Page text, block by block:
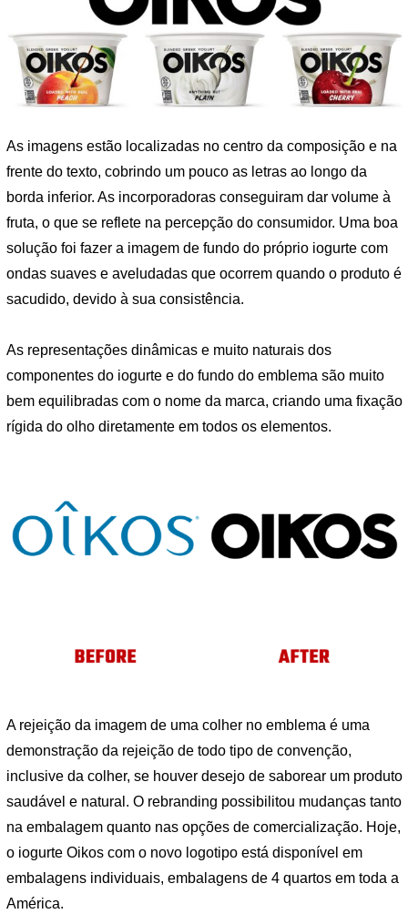
As imagens estão localizadas no centro da composição e na
frente do texto, cobrindo um pouco as letras ao longo da
borda inferior. As incorporadoras conseguiram dar volume à
fruta, o que se reflete na percepção do consumidor. Uma boa
solução foi fazer a imagem de fundo do próprio iogurte com
ondas suaves e aveludadas que ocorrem quando o produto é
sacudido, devido à sua consistência.
As representações dinâmicas e muito naturais dos
componentes do iogurte e do fundo do emblema são muito
bem equilibradas com o nome da marca, criando uma fixação
rígida do olho diretamente em todos os elementos.
A rejeição da imagem de uma colher no emblema é uma
demonstração da rejeição de todo tipo de convenção,
inclusive da colher, se houver desejo de saborear um produto
saudável e natural. O rebranding possibilitou mudanças tanto
na embalagem quanto nas opções de comercialização. Hoje,
o iogurte Oikos com o novo logotipo está disponível em
embalagens individuais, embalagens de 4 quartos em toda a
América.